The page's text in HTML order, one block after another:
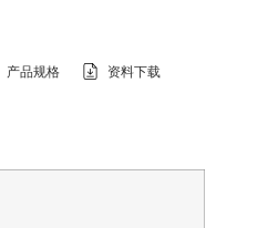
产品规格 资料下载